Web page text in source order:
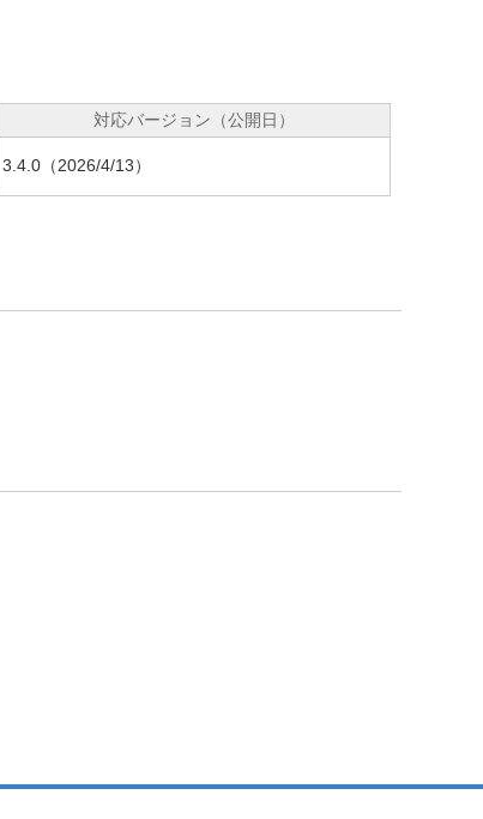
対応バージョン（公開日）
3.4.0（2026/4/13）